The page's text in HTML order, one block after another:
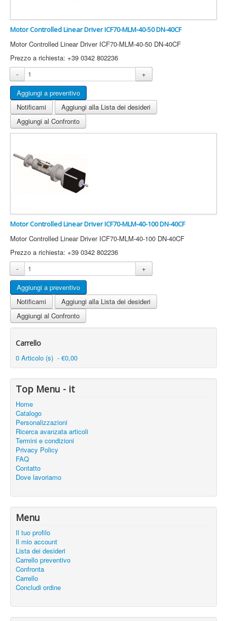
Motor Controlled Linear Driver ICF70-MLM-40-50 DN-40CF
Motor Controlled Linear Driver ICF70-MLM-40-50 DN-40CF
Prezzo a richiesta: +39 0342 802236
-
+
Notificami
Aggiungi alla Lista dei desideri
Aggiungi al Confronto
Motor Controlled Linear Driver ICF70-MLM-40-100 DN-40CF
Motor Controlled Linear Driver ICF70-MLM-40-100 DN-40CF
Prezzo a richiesta: +39 0342 802236
-
+
Notificami
Aggiungi alla Lista dei desideri
Aggiungi al Confronto
Carrello
0 Articolo (s) - €0,00
Top Menu - it
Home
Catalogo
Personalizzazioni
Ricerca avanzata articoli
Termini e condizioni
Privacy Policy
FAQ
Contatto
Dove lavoriamo
Menu
Il tuo profilo
Il mio account
Lista dei desideri
Carrello preventivo
Confronta
Carrello
Concludi ordine